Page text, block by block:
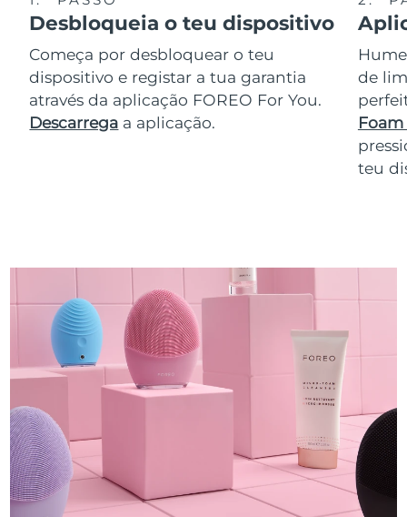
Desbloqueia o teu dispositivo
Começa por desbloquear o teu
dispositivo e registar a tua garantia
através da aplicação FOREO For You.
Descarrega a aplicação.
de
Foam
teu